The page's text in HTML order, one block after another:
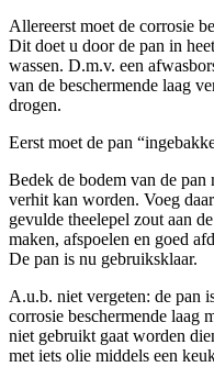
Allereerst moet de corrosie
Dit doet u door de pan in
wassen. D.m.v. een
van de beschermende laag
drogen.
Eerst moet de pan
Bedek de bodem van de pan
verhit kan worden. Voeg
gevulde theelepel zout aan
maken, afspoelen en goed
De pan is nu gebruiksklaar.
A.u.b. niet vergeten: de pan
corrosie beschermende laag
niet gebruikt gaat worden
met iets olie middels een